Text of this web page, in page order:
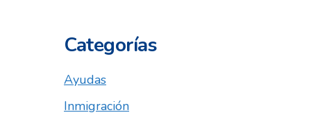
Categorías
Ayudas
Inmigración